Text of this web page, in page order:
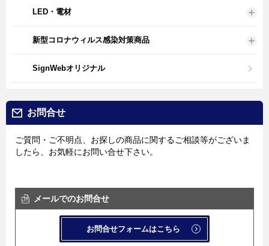
LED・電材
新型コロナウィルス感染対策商品
SignWebオリジナル
お問合せ
ご質問・ご不明点、お探しの商品に関するご相談等がございま
したら、お気軽にお問い合せ下さい。
メールでのお問合せ
お問合せフォームはこちら